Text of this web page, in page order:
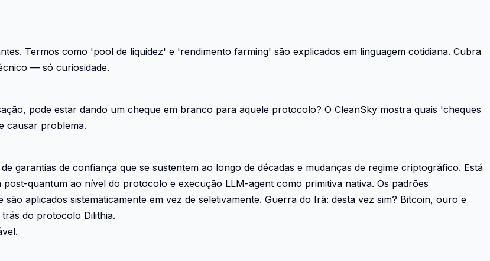
Termos como 'pool de liquidez' e 'rendimento farming' são explicados em linguagem cotidiana. Cubra
— só curiosidade.
pode estar dando um cheque em branco para aquele protocolo? O CleanSky mostra quais 'cheques
causar problema.
garantias de confiança que se sustentem ao longo de décadas e mudanças de regime criptográfico. Está
quantum ao nível do protocolo e execução LLM-agent como primitiva nativa. Os padrões
aplicados sistematicamente em vez de seletivamente. Guerra do Irã: desta vez sim? Bitcoin, ouro e
do protocolo Dilithia.